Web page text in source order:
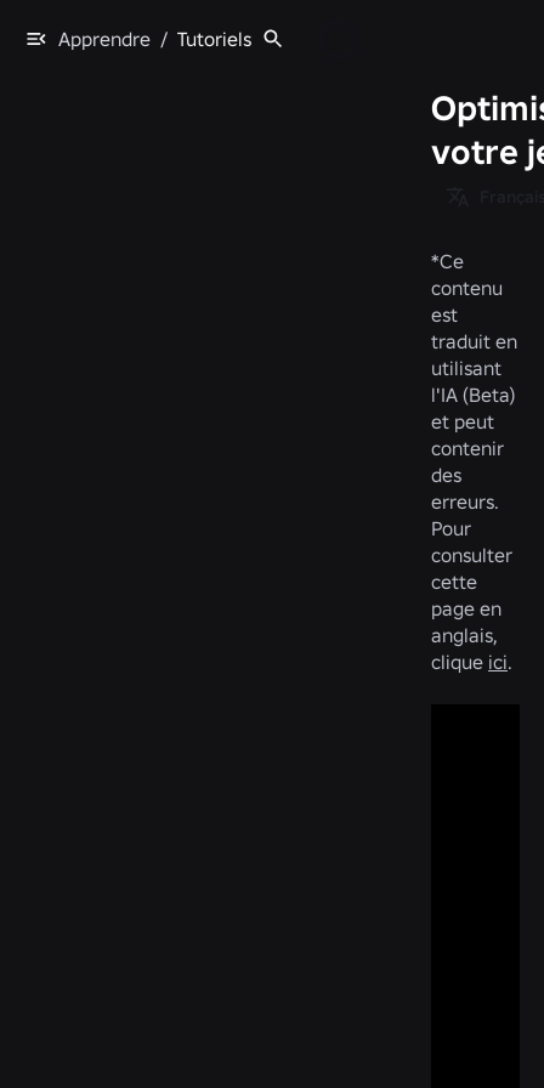
Apprendre / Tutoriels
votre
*Ce
contenu
est
traduit en
utilisant
l'IA (Beta)
et peut
contenir
des
erreurs.
Pour
consulter
cette
page en
anglais,
clique ici.